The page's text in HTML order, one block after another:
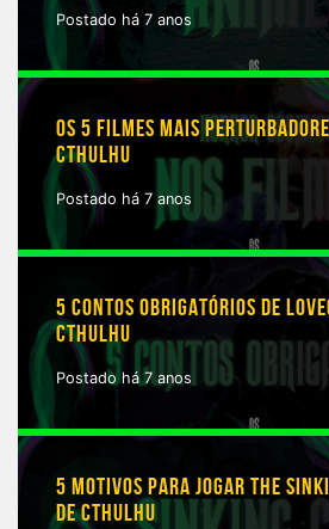
Postado há 7 anos
OS 5 FILMES MAIS
CTHULHU
Postado há 7 anos
5 CONTOS OBRIGATÓRIOS DE
CTHULHU
Postado há 7 anos
5 MOTIVOS PARA JOGAR THE
DE CTHULHU